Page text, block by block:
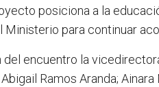
posiciona a la
Ministerio para continuar
encuentro la
Ramos Aranda;